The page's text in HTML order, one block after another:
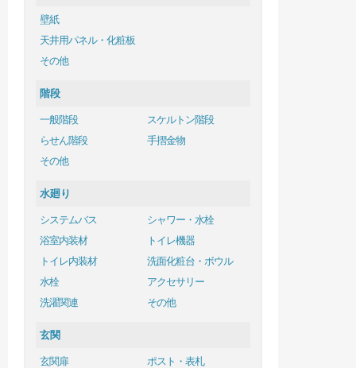
壁紙
天井用パネル・化粧板
その他
階段
一般階段
スケルトン階段
らせん階段
手摺金物
その他
水廻り
システムバス
シャワー・水栓
浴室内装材
トイレ機器
トイレ内装材
洗面化粧台・ボウル
水栓
アクセサリー
洗濯関連
その他
玄関
玄関扉
ポスト・表札